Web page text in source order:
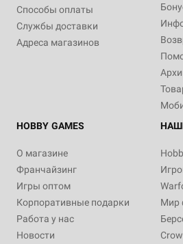
Способы оплаты
Службы доставки
Адреса магазинов
HOBBY GAMES
О магазине
Франчайзинг
Игры оптом
Корпоративные подарки
Работа у нас
Новости
Мир